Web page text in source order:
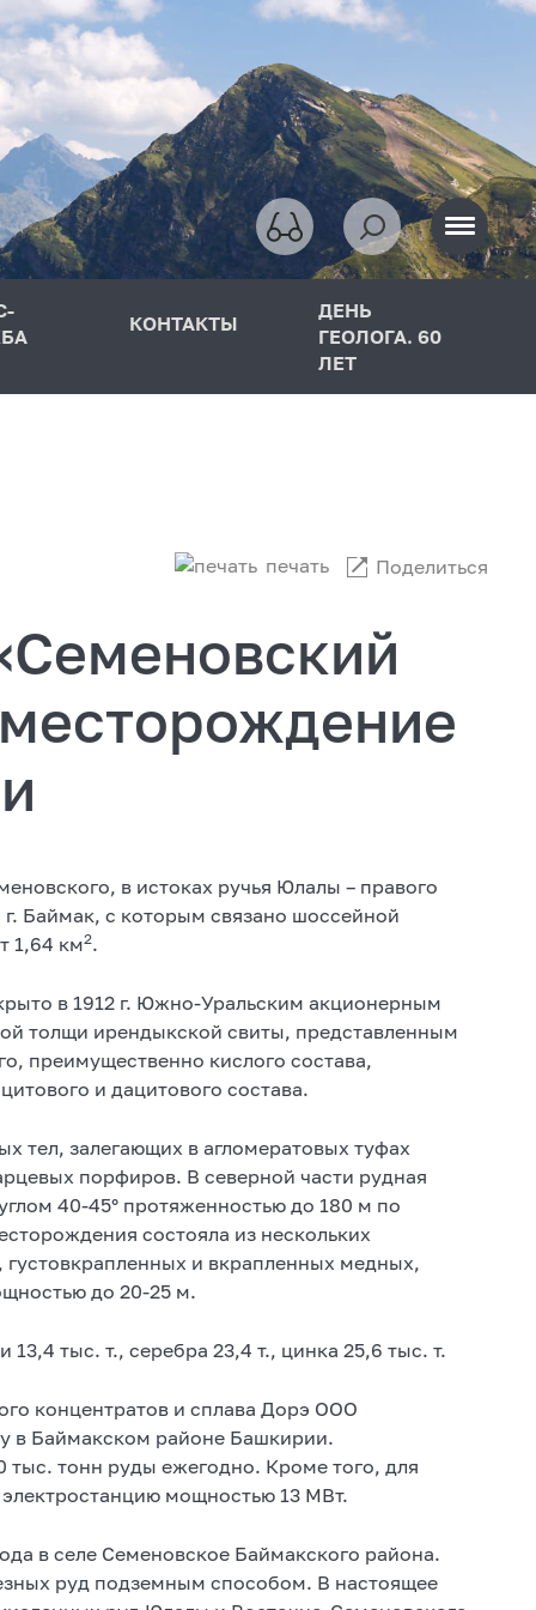
КОНТАКТЫ
ДЕНЬ
ГЕОЛОГА. 60
ЛЕТ
печать Поделиться
в истоках ручья Юлалы – правого
Баймак, с которым связано шоссейной
1,64 км2.
в 1912 г. Южно-Уральским акционерным
толщи ирендыкской свиты, представленным
преимущественно кислого состава,
и дацитового состава.
тел, залегающих в агломератовых туфах
порфиров. В северной части рудная
40-45° протяженностью до 180 м по
состояла из нескольких
и вкрапленных медных,
до 20-25 м.
тыс. т., серебра 23,4 т., цинка 25,6 тыс. т.
концентратов и сплава Дорэ ООО
в Баймакском районе Башкирии.
тонн руды ежегодно. Кроме того, для
мощностью 13 МВт.
в селе Семеновское Баймакского района.
руд подземным способом. В настоящее